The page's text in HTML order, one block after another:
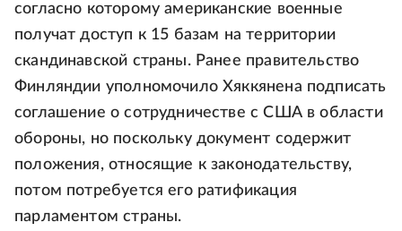
согласно которому американские военные
получат доступ к 15 базам на территории
скандинавской страны. Ранее правительство
Финляндии уполномочило Хяккянена подписать
соглашение о сотрудничестве с США в области
обороны, но поскольку документ содержит
положения, относящие к законодательству,
потом потребуется его ратификация
парламентом страны.